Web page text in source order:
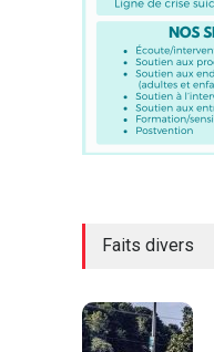
Faits divers